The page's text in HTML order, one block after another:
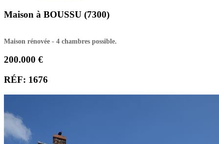
Maison à BOUSSU (7300)
Maison rénovée - 4 chambres possible.
200.000 €
RÉF: 1676